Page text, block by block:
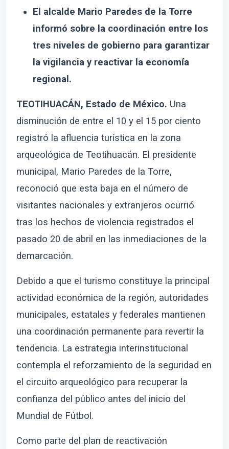
El alcalde Mario Paredes de la Torre
informó sobre la coordinación entre los
tres niveles de gobierno para garantizar
la vigilancia y reactivar la economía
regional.
TEOTIHUACÁN, Estado de México. Una
disminución de entre el 10 y el 15 por ciento
registró la afluencia turística en la zona
arqueológica de Teotihuacán. El presidente
municipal, Mario Paredes de la Torre,
reconoció que esta baja en el número de
visitantes nacionales y extranjeros ocurrió
tras los hechos de violencia registrados el
pasado 20 de abril en las inmediaciones de la
demarcación.
Debido a que el turismo constituye la principal
actividad económica de la región, autoridades
municipales, estatales y federales mantienen
una coordinación permanente para revertir la
tendencia. La estrategia interinstitucional
contempla el reforzamiento de la seguridad en
el circuito arqueológico para recuperar la
confianza del público antes del inicio del
Mundial de Fútbol.
Como parte del plan de reactivación